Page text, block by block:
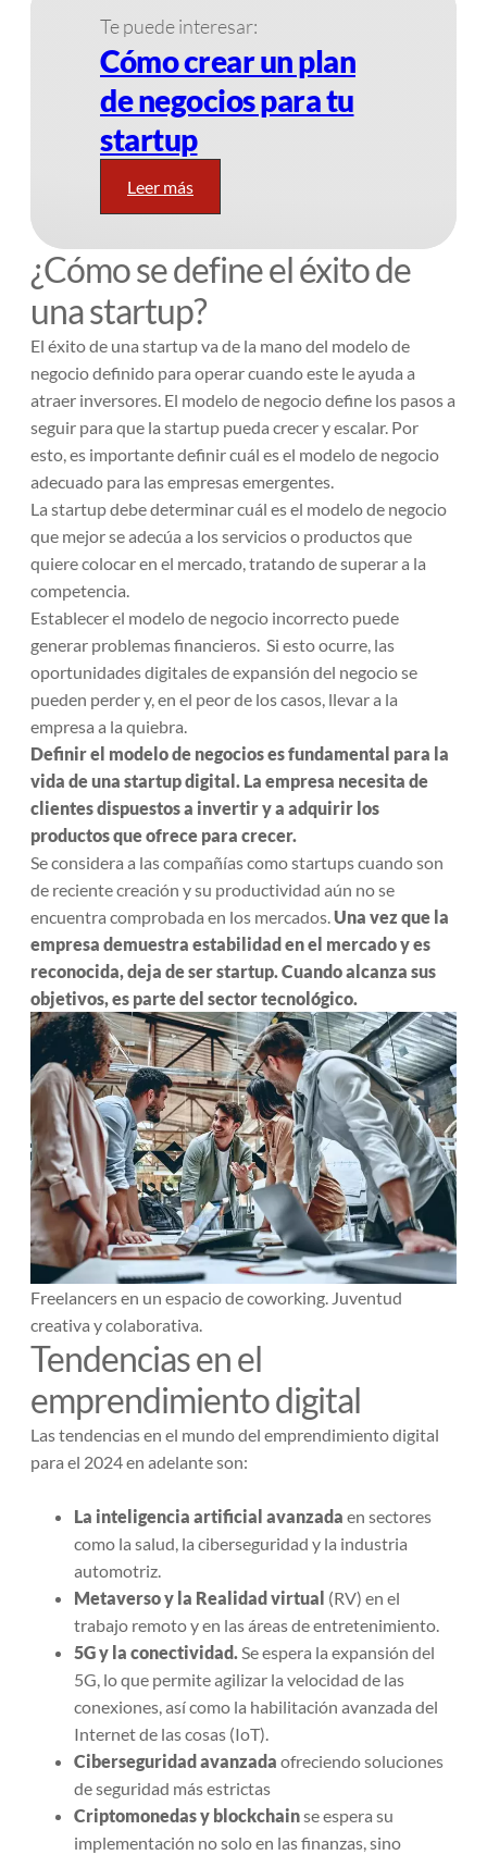
Te puede interesar:
Cómo crear un plan
de negocios para tu
startup
Leer más
¿Cómo se define el éxito de
una startup?
El éxito de una startup va de la mano del modelo de
negocio definido para operar cuando este le ayuda a
atraer inversores. El modelo de negocio define los pasos a
seguir para que la startup pueda crecer y escalar. Por
esto, es importante definir cuál es el modelo de negocio
adecuado para las empresas emergentes.
La startup debe determinar cuál es el modelo de negocio
que mejor se adecúa a los servicios o productos que
quiere colocar en el mercado, tratando de superar a la
competencia.
Establecer el modelo de negocio incorrecto puede
generar problemas financieros. Si esto ocurre, las
oportunidades digitales de expansión del negocio se
pueden perder y, en el peor de los casos, llevar a la
empresa a la quiebra.
Definir el modelo de negocios es fundamental para la
vida de una startup digital. La empresa necesita de
clientes dispuestos a invertir y a adquirir los
productos que ofrece para crecer.
Se considera a las compañías como startups cuando son
de reciente creación y su productividad aún no se
encuentra comprobada en los mercados.Una vez que la
empresa demuestra estabilidad en el mercado y es
reconocida, deja de ser startup. Cuando alcanza sus
objetivos, es parte del sector tecnológico.
Freelancers en un espacio de coworking. Juventud
creativa y colaborativa.
Tendencias en el
emprendimiento digital
Las tendencias en el mundo del emprendimiento digital
para el 2024 en adelante son:
La inteligencia artificial avanzada en sectores
como la salud, la ciberseguridad y la industria
automotriz.
Metaverso y la Realidad virtual (RV) en el
trabajo remoto y en las áreas de entretenimiento.
5G y la conectividad.Se espera la expansión del
5G, lo que permite agilizar la velocidad de las
conexiones, así como la habilitación avanzada del
Internet de las cosas (IoT).
Ciberseguridad avanzada ofreciendo soluciones
de seguridad más estrictas
Criptomonedas y blockchainse espera su
implementación no solo en las finanzas, sino